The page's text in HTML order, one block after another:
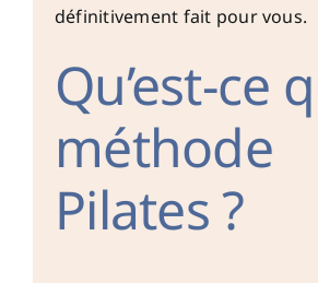
définitivement fait pour vous.
Qu’est-ce
méthode
Pilates ?